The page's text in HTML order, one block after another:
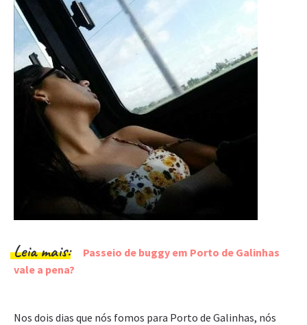
Leia mais:
Passeio de buggy em Porto de Galinhas
vale a pena?
Nos dois dias que nós fomos para Porto de Galinhas, nós